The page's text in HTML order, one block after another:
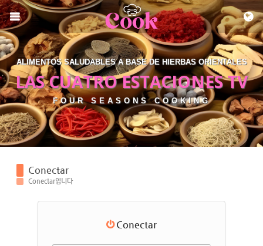
Skip to menu
ALIMENTOS SALUDABLES A BASE DE HIERBAS ORIENTALES
LAS CUATRO ESTACIONES TV
FOUR SEASONS COOKING
Conectar
Conectar입니다
Conectar